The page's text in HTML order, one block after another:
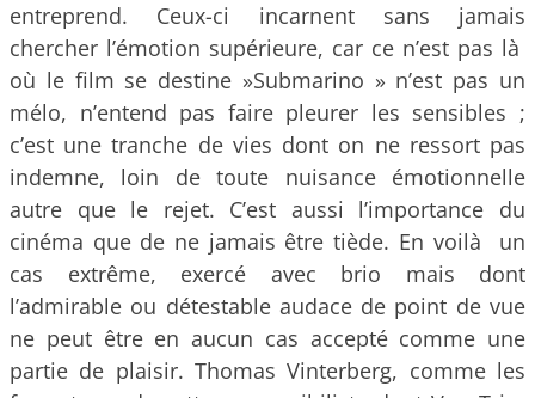
entreprend. Ceux-ci incarnent sans jamais
chercher l’émotion supérieure, car ce n’est pas là
où le film se destine »Submarino » n’est pas un
mélo, n’entend pas faire pleurer les sensibles ;
c’est une tranche de vies dont on ne ressort pas
indemne, loin de toute nuisance émotionnelle
autre que le rejet. C’est aussi l’importance du
cinéma que de ne jamais être tiède. En voilà un
cas extrême, exercé avec brio mais dont
l’admirable ou détestable audace de point de vue
ne peut être en aucun cas accepté comme une
partie de plaisir. Thomas Vinterberg, comme les